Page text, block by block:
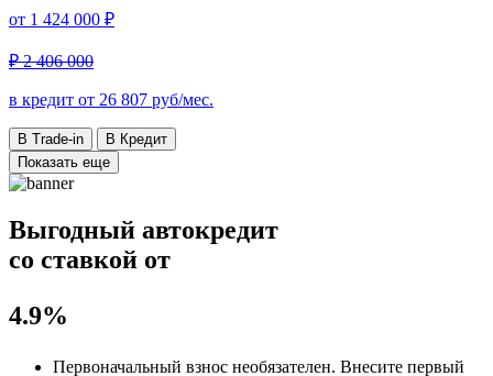
от 1 424 000 ₽
₽ 2 406 000
в кредит от 26 807 руб/мес.
В Trade-in
В Кредит
Показать еще
Выгодный автокредит
со ставкой от
4.9%
Первоначальный взнос необязателен. Внесите первый